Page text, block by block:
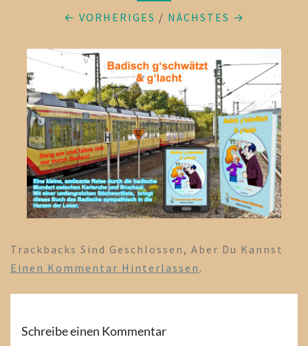
← VORHERIGES / NÄCHSTES →
Trackbacks Sind Geschlossen, Aber Du Kannst
Einen Kommentar Hinterlassen .
Schreibe einen Kommentar